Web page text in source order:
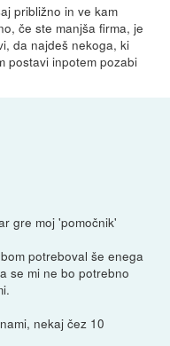
približno in ve kam
če ste manjša firma, je
da najdeš nekoga, ki
postavi inpotem pozabi
gre moj 'pomočnik'
potreboval še enega
se mi ne bo potrebno
nekaj čez 10